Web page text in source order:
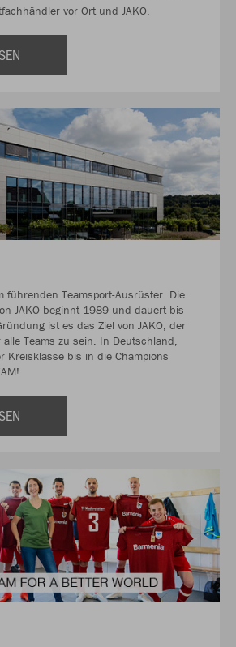
vor Ort und JAKO.
führenden Teamsport-Ausrüster. Die
JAKO beginnt 1989 und dauert bis
ist es das Ziel von JAKO, der
Teams zu sein. In Deutschland,
Kreisklasse bis in die Champions